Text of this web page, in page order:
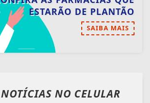
ESTARÃO DE PLANTÃO
SAIBA MAIS
NO CELULAR